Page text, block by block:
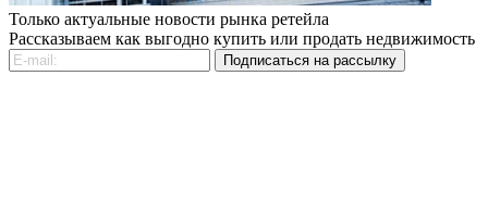
Только актуальные новости рынка ретейла
Рассказываем как выгодно купить или продать недвижимость